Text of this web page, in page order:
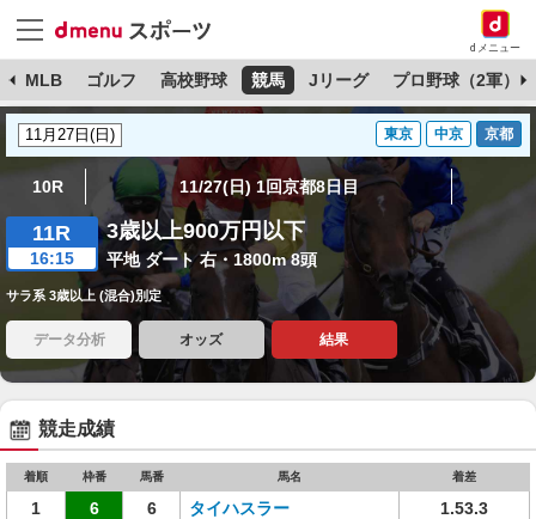
dメニュー
MLB ゴルフ 高校野球 競馬 Jリーグ プロ野球（2軍）
東京 中京 京都
10R 11/27(日) 1回京都8日目
11R
16:15
3歳以上900万円以下
平地 ダート 右・1800m 8頭
サラ系 3歳以上 (混合)別定
データ分析 オッズ 結果
競走成績
着順 枠番 馬番 馬名 着差
1 6 6 タイハスラー
1.53.3